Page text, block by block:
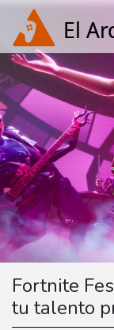
Fortnite
tu talento